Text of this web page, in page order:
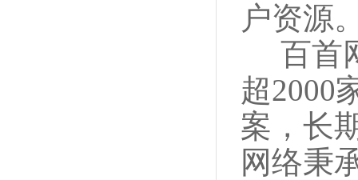
户资源
百首
超2000
案，长
网络秉